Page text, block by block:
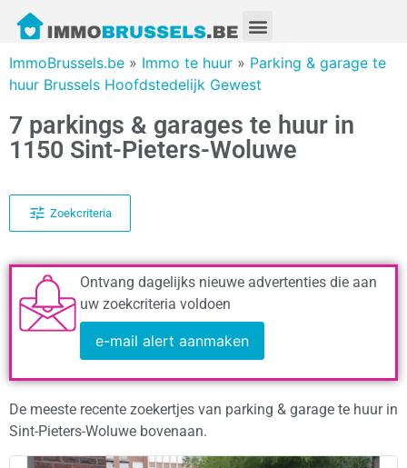
ImmoBrussels.be » Immo te huur » Parking & garage te
huur Brussels Hoofdstedelijk Gewest
7 parkings & garages te huur in
1150 Sint-Pieters-Woluwe
Zoekcriteria
Ontvang dagelijks nieuwe advertenties die aan
uw zoekcriteria voldoen
e-mail alert aanmaken
De meeste recente zoekertjes van parking & garage te huur in
Sint-Pieters-Woluwe bovenaan.